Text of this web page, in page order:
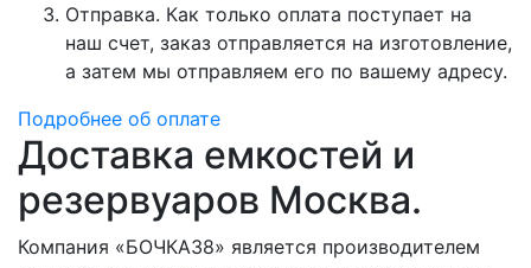
Отправка. Как только оплата поступает на
наш счет, заказ отправляется на изготовление,
а затем мы отправляем его по вашему адресу.
Подробнее об оплате
Доставка емкостей и
резервуаров Москва.
Компания «БОЧКА38» является производителем